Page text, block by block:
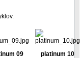
09 platinum 10